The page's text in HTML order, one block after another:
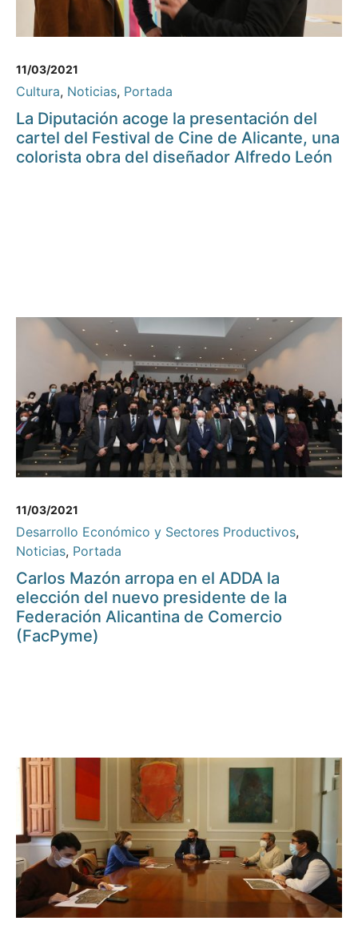
11/03/2021
Cultura, Noticias, Portada
La Diputación acoge la presentación del
cartel del Festival de Cine de Alicante, una
colorista obra del diseñador Alfredo León
11/03/2021
Desarrollo Económico y Sectores Productivos,
Noticias, Portada
Carlos Mazón arropa en el ADDA la
elección del nuevo presidente de la
Federación Alicantina de Comercio
(FacPyme)